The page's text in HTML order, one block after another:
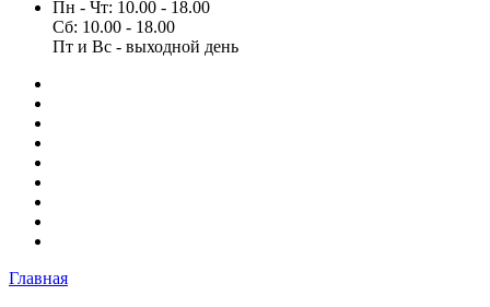
Пн - Чт: 10.00 - 18.00
Сб: 10.00 - 18.00
Пт и Вс - выходной день
Главная